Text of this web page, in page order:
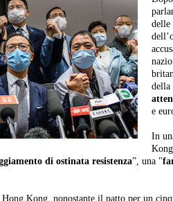
delle
della
e
In
di ostinata resistenza”, una "
Kong, nonostante il patto per un